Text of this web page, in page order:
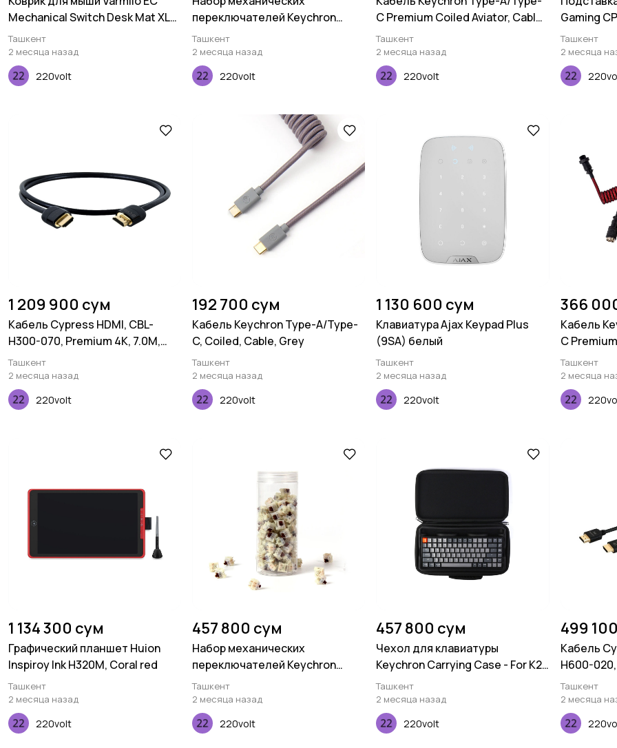
Mechanical Switch Desk Mat XL
(900х400х3мм)
Ташкент
2 месяца назад
220volt
переключателей Keychron
Gateron Silent, Yellow, 110 pcs
Ташкент
2 месяца назад
220volt
C Premium Coiled Aviator, Cable-
Straight, Purple
Ташкент
2 месяца назад
220volt
Gaming
Ташкент
2 месяца
1 209 900 сум
Кабель Cypress HDMI, CBL-
H300-070, Premium 4K, 7.0M,
24AWG
Ташкент
2 месяца назад
220volt
192 700 сум
Кабель Keychron Type-A/Type-
C, Coiled, Cable, Grey
Ташкент
2 месяца назад
220volt
1 130 600 сум
Клавиатура Ajax Keypad Plus
(9SA) белый
Ташкент
2 месяца назад
220volt
366
Кабель
C
Straight,
Ташкент
2 месяца
1 134 300 сум
Графический планшет Huion
Inspiroy Ink H320M, Coral red
Ташкент
2 месяца назад
220volt
457 800 сум
Набор механических
переключателей Keychron
Gateron Cap, V2 Milky, Brown, 110
pcs
Ташкент
2 месяца назад
220volt
457 800 сум
Чехол для клавиатуры
Keychron Carrying Case - For K2
Plastic Frame
Ташкент
2 месяца назад
220volt
499
Кабель
H600-
30AWG
Ташкент
2 месяца